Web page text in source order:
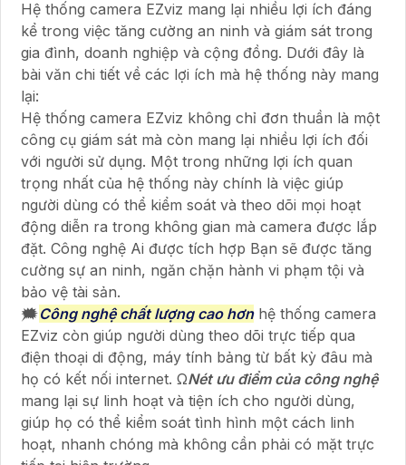
Hệ thống camera EZviz mang lại nhiều lợi ích đáng
kể trong việc tăng cường an ninh và giám sát trong
gia đình, doanh nghiệp và cộng đồng. Dưới đây là
bài văn chi tiết về các lợi ích mà hệ thống này mang
lại:
Hệ thống camera EZviz không chỉ đơn thuần là một
công cụ giám sát mà còn mang lại nhiều lợi ích đối
với người sử dụng. Một trong những lợi ích quan
trọng nhất của hệ thống này chính là việc giúp
người dùng có thể kiểm soát và theo dõi mọi hoạt
động diễn ra trong không gian mà camera được lắp
đặt. Công nghệ Ai được tích hợp Bạn sẽ được tăng
cường sự an ninh, ngăn chặn hành vi phạm tội và
bảo vệ tài sản.
🗯️Công nghệ chất lượng cao hơnhệ thống camera
EZviz còn giúp người dùng theo dõi trực tiếp qua
điện thoại di động, máy tính bảng từ bất kỳ đâu mà
họ có kết nối internet. ΩNét ưu điểm của công nghệ
mang lại sự linh hoạt và tiện ích cho người dùng,
giúp họ có thể kiểm soát tình hình một cách linh
hoạt, nhanh chóng mà không cần phải có mặt trực